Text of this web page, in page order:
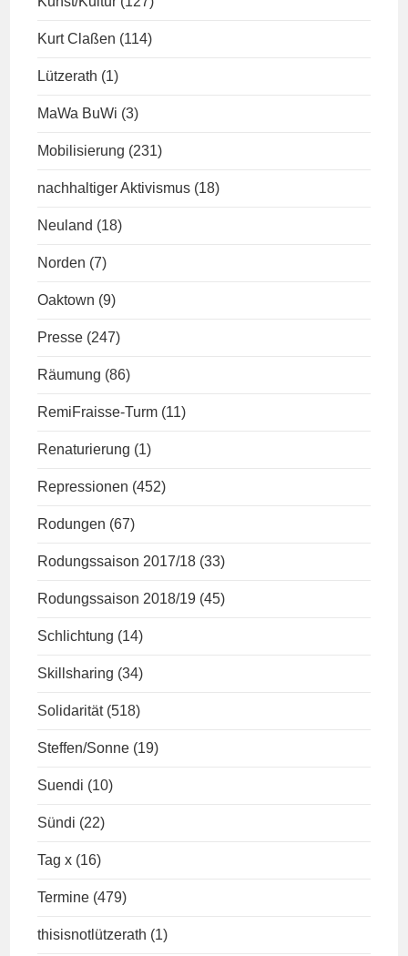
Kurt Claßen (114)
Lützerath (1)
MaWa BuWi (3)
Mobilisierung (231)
nachhaltiger Aktivismus (18)
Neuland (18)
Norden (7)
Oaktown (9)
Presse (247)
Räumung (86)
RemiFraisse-Turm (11)
Renaturierung (1)
Repressionen (452)
Rodungen (67)
Rodungssaison 2017/18 (33)
Rodungssaison 2018/19 (45)
Schlichtung (14)
Skillsharing (34)
Solidarität (518)
Steffen/Sonne (19)
Suendi (10)
Sündi (22)
Tag x (16)
Termine (479)
thisisnotlützerath (1)